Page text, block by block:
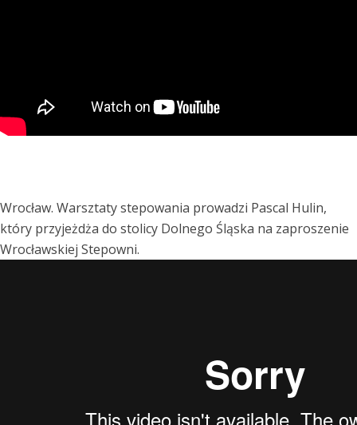
Wrocław. Warsztaty stepowania prowadzi Pascal Hulin,
który przyjeżdża do stolicy Dolnego Śląska na zaproszenie
Wrocławskiej Stepowni.